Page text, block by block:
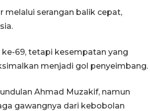
melalui serangan balik cepat,
69, tetapi kesempatan yang
menjadi gol penyeimbang.
Ahmad Muzakif, namun
gawangnya dari kebobolan